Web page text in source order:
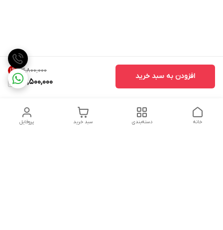
۲۳٬۸۰۰٬۰۰۰ 1%
23,500,000
افزودن به سبد خرید
پروفایل سبد خرید دسته‌بندی خانه